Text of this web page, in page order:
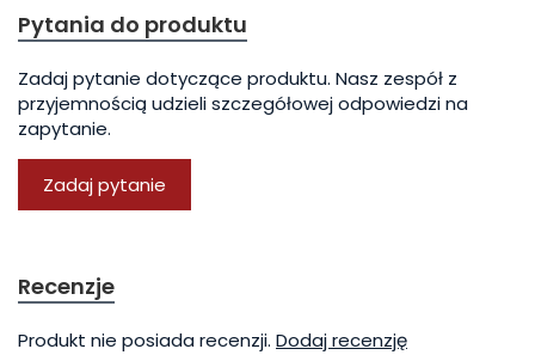
Pytania do produktu
Zadaj pytanie dotyczące produktu. Nasz zespół z
przyjemnością udzieli szczegółowej odpowiedzi na
zapytanie.
Zadaj pytanie
Recenzje
Produkt nie posiada recenzji. Dodaj recenzję